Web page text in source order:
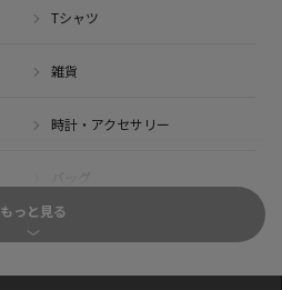
Tシャツ
雑貨
時計・アクセサリー
もっと見る